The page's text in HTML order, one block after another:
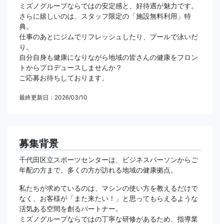
ミズノグループならではの安定感と、好待遇が魅力です。
さらに嬉しいのは、スタッフ限定の「施設無料利用」特
典。
仕事のあとにジムでリフレッシュしたり、プールで泳いだ
り。
自分自身も健康になりながら地域の皆さんの健康をフロン
トからプロデュースしませんか？
ご応募お待ちしております。
最終更新日：2026/03/10
募集背景
千代田区立スポーツセンターは、ビジネスパーソンからご
年配の方まで、多くの方が訪れる地域の健康拠点。
私たちが求めているのは、マシンの使い方を教えるだけで
なく、お客様が「また来たい！」と思ってもらえるような
活気ある空間を創るパートナー。
ミズノグループならではの丁寧な研修があるため、指導業